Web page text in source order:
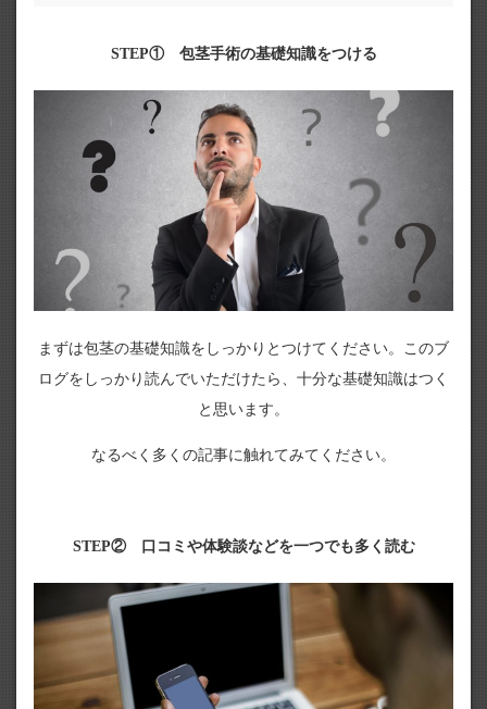
STEP① 包茎手術の基礎知識をつける
まずは包茎の基礎知識をしっかりとつけてください。このブ
ログをしっかり読んでいただけたら、十分な基礎知識はつく
と思います。
なるべく多くの記事に触れてみてください。
STEP② 口コミや体験談などを一つでも多く読む